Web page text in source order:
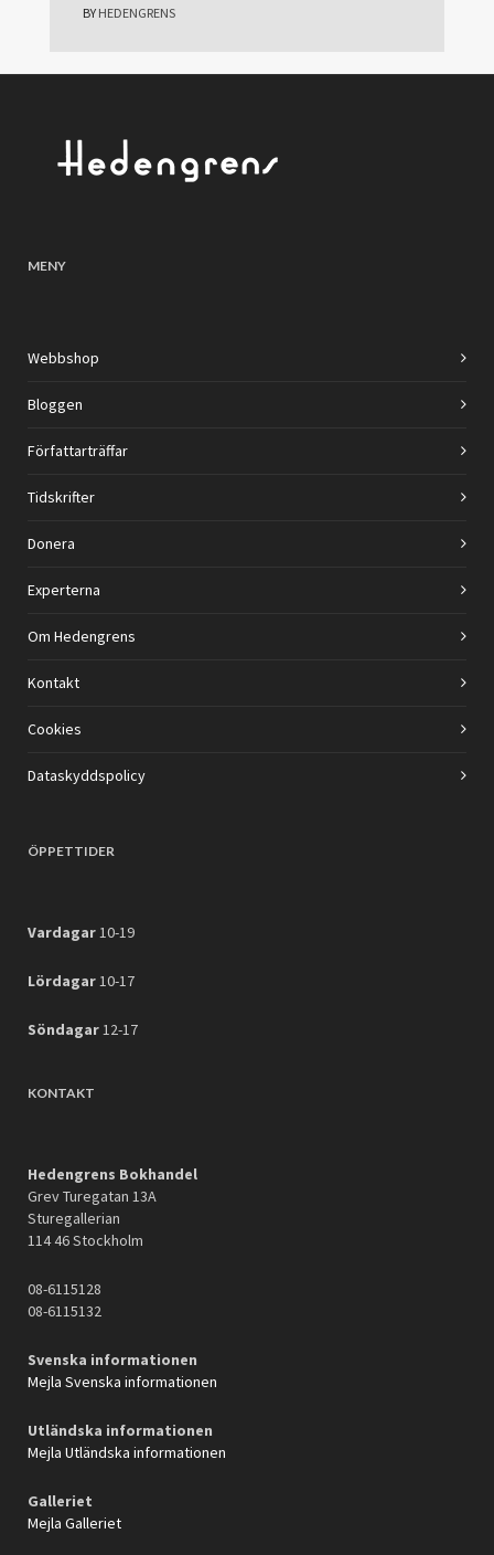
BY HEDENGRENS
MENY
Webbshop
Bloggen
Författarträffar
Tidskrifter
Donera
Experterna
Om Hedengrens
Kontakt
Cookies
Dataskyddspolicy
ÖPPETTIDER
Vardagar10-19
Lördagar10-17
Söndagar12-17
KONTAKT
Hedengrens Bokhandel
Grev Turegatan 13A
Sturegallerian
114 46 Stockholm
08-6115128
08-6115132
Svenska informationen
Mejla Svenska informationen
Utländska informationen
Mejla Utländska informationen
Galleriet
Mejla Galleriet